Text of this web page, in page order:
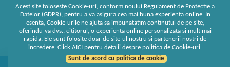
Acest site foloseste Cookie-uri, conform noului Regulament de Protectie a
Datelor (GDPR), pentru a va asigura cea mai buna experienta online. In
esenta, Cookie-urile ne ajuta sa imbunatatim continutul de pe site,
oferindu-va dvs., cititorul, o experienta online personalizata si mult mai
rapida. Ele sunt folosite doar de site-ul nostru si partenerii nostri de
incredere. Click AICI pentru detalii despre politica de Cookie-uri.
Sunt de acord cu politica de cookie